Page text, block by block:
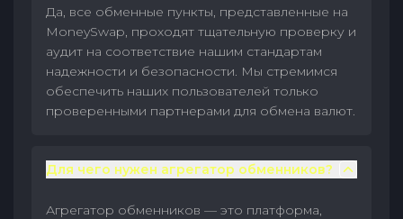
Да, все обменные пункты, представленные на
MoneySwap, проходят тщательную проверку и
аудит на соответствие нашим стандартам
надежности и безопасности. Мы стремимся
обеспечить наших пользователей только
проверенными партнерами для обмена валют.
Для чего нужен агрегатор обменников?
Агрегатор обменников — это платформа,